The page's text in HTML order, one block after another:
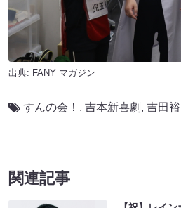
出典: FANY マガジン
すんの会！ , 吉本新喜劇 , 吉田裕
関連記事